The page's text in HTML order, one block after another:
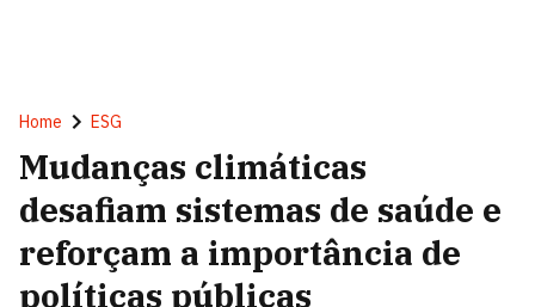
Home ESG
Mudanças climáticas
desafiam sistemas de saúde e
reforçam a importância de
políticas públicas